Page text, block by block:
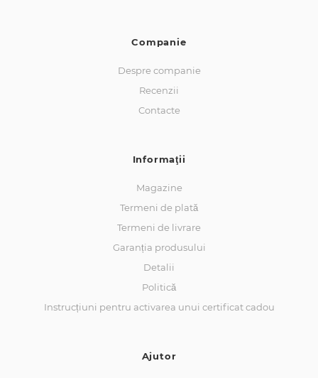
Companie
Despre companie
Recenzii
Contacte
Informaţii
Magazine
Termeni de plată
Termeni de livrare
Garanția produsului
Detalii
Politică
Instrucțiuni pentru activarea unui certificat cadou
Ajutor